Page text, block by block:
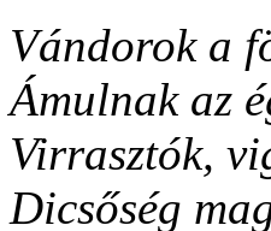
Vándorok a
Ámulnak az
Virrasztók,
Dicsőség